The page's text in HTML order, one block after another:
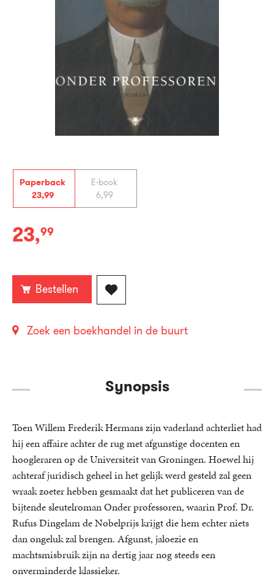
Paperback
23,99
E-book
6,99
Paperback:
23,99
Bestellen
Zoek een boekhandel in de buurt
Synopsis
Toen Willem Frederik Hermans zijn vaderland achterliet had
hij een affaire achter de rug met afgunstige docenten en
hoogleraren op de Universiteit van Groningen. Hoewel hij
achteraf juridisch geheel in het gelijk werd gesteld zal geen
wraak zoeter hebben gesmaakt dat het publiceren van de
bijtende sleutelroman Onder professoren, waarin Prof. Dr.
Rufus Dingelam de Nobelprijs krijgt die hem echter niets
dan ongeluk zal brengen. Afgunst, jaloezie en
machtsmisbruik zijn na dertig jaar nog steeds een
onverminderde klassieker.